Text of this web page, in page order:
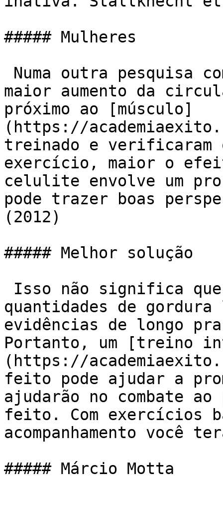
##### Mulheres
maior aumento da
próximo ao [músculo]
(https://
treinado e verificaram
exercício, maior o
celulite envolve um
pode trazer boas
(2012)
##### Melhor solução
quantidades de
evidências de longo
Portanto, um [treino
(https://
feito pode ajudar a
ajudarão no combate
feito. Com exercícios
acompanhamento
##### Márcio Motta